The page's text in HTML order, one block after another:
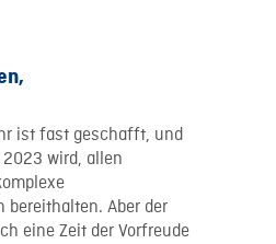
ist fast geschafft, und
wird, allen
bereithalten. Aber der
eine Zeit der Vorfreude